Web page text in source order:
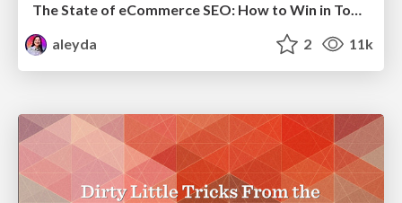
The State of eCommerce SEO: How to Win in Today's Products SERPs - #SEOweek
aleyda
2 11k